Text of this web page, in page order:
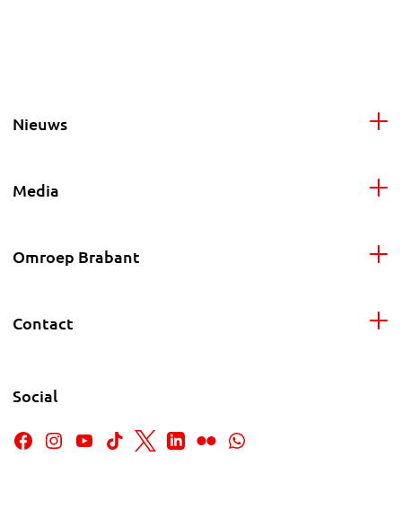
Nieuws
Media
Omroep Brabant
Contact
Social